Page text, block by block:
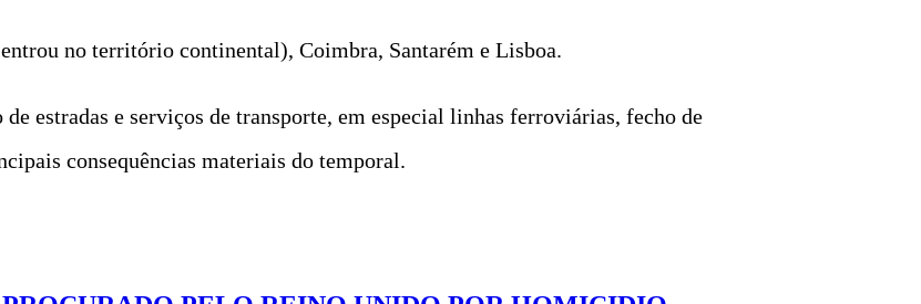
no território continental), Coimbra, Santarém e Lisboa.
estradas e serviços de transporte, em especial linhas ferroviárias, fecho de
consequências materiais do temporal.